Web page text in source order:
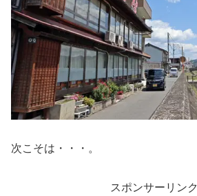
次こそは・・・。
スポンサーリンク